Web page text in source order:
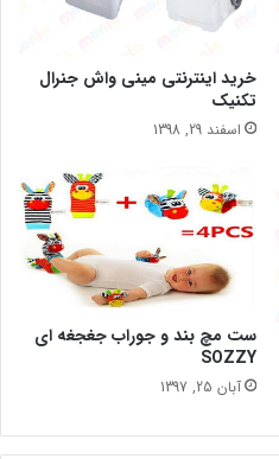
خرید اینترنتی مینی واش جنرال
تکنیک
اسفند 29, 1398
ست مچ بند و جوراب جغجغه ای
SOZZY
آبان 25, 1397